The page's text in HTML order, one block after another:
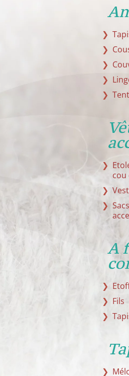
cou
A
Fils